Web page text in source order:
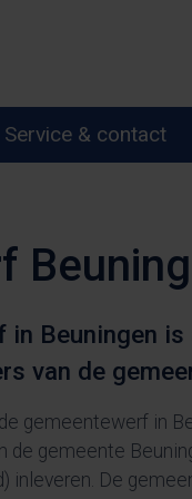
openen
Over Dar
Service & contact
Beuningen is
van de
gemeentewerf in
de gemeente
inleveren. De